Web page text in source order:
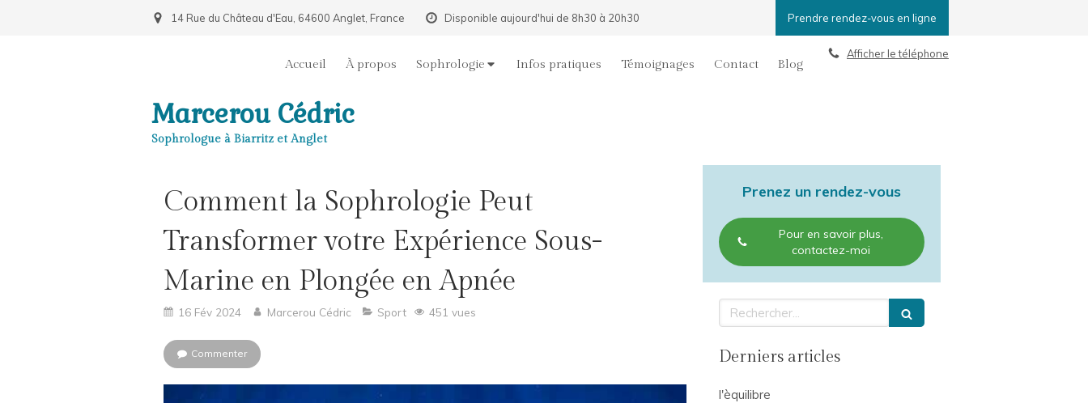
14 Rue du Château d'Eau, 64600 Anglet, France Disponible aujourd'hui de 8h30 à 20h30 Prendre rendez-vous en ligne
Afficher le téléphone
Accueil À propos Sophrologie Infos pratiques Témoignages Contact Blog
Marcerou Cédric
Sophrologue à Biarritz et Anglet
Comment la Sophrologie Peut
Transformer votre Expérience Sous-
Marine en Plongée en Apnée
16 Fév 2024 Marcerou Cédric Sport 451 vues
Commenter
Prenez un rendez-vous
Pour en savoir plus,
contactez-moi
Rechercher
Derniers articles
l'èquilibre